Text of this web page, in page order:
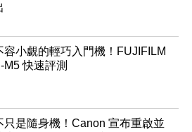
容小覷的輕巧入門機！FUJIFILM
M5 快速評測
只是隨身機！Canon 宣布重啟並